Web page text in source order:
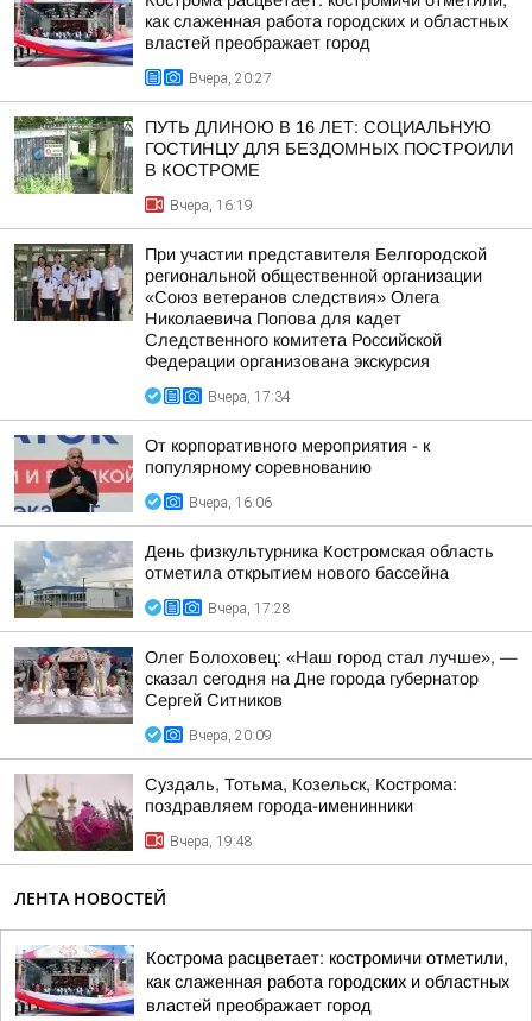
как слаженная работа городских и областных
властей преображает город
Вчера, 20:27
ПУТЬ ДЛИНОЮ В 16 ЛЕТ: СОЦИАЛЬНУЮ
ГОСТИНЦУ ДЛЯ БЕЗДОМНЫХ ПОСТРОИЛИ
В КОСТРОМЕ
Вчера, 16:19
При участии представителя Белгородской
региональной общественной организации
«Союз ветеранов следствия» Олега
Николаевича Попова для кадет
Следственного комитета Российской
Федерации организована экскурсия
Вчера, 17:34
От корпоративного мероприятия - к
популярному соревнованию
Вчера, 16:06
День физкультурника Костромская область
отметила открытием нового бассейна
Вчера, 17:28
Олег Болоховец: «Наш город стал лучше», —
сказал сегодня на Дне города губернатор
Сергей Ситников
Вчера, 20:09
Суздаль, Тотьма, Козельск, Кострома:
поздравляем города-именинники
Вчера, 19:48
ЛЕНТА НОВОСТЕЙ
Кострома расцветает: костромичи отметили,
как слаженная работа городских и областных
властей преображает город